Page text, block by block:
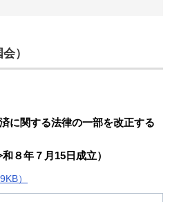
）
に関する法律の一部を改正する
８年７月15日成立）
）